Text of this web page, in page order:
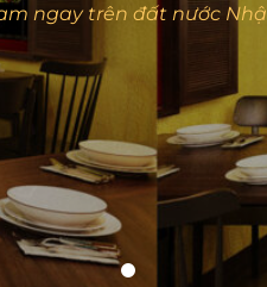
ngay trên đất nước